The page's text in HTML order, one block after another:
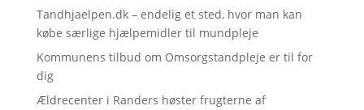
Tandhjaelpen.dk – endelig et sted, hvor man kan
købe særlige hjælpemidler til mundpleje
Kommunens tilbud om Omsorgstandpleje er til for
dig
Ældrecenter i Randers høster frugterne af